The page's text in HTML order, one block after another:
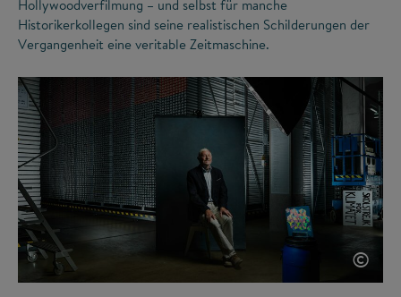
Hollywoodverfilmung – und selbst für manche
Historikerkollegen sind seine realistischen Schilderungen der
Vergangenheit eine veritable Zeitmaschine.
©